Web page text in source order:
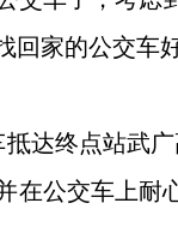
回家的公交车
终点站武广
在公交车上